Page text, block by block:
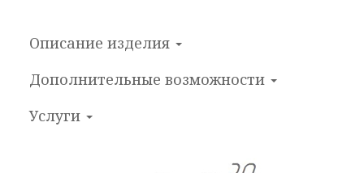
Описание изделия
Дополнительные возможности
Услуги